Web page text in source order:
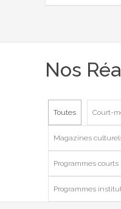
Nos
Toutes Court-
Magazines
Programmes courts
Programmes